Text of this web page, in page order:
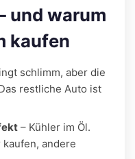
und warum
kaufen
schlimm, aber die
restliche Auto ist
– Kühler im Öl.
andere